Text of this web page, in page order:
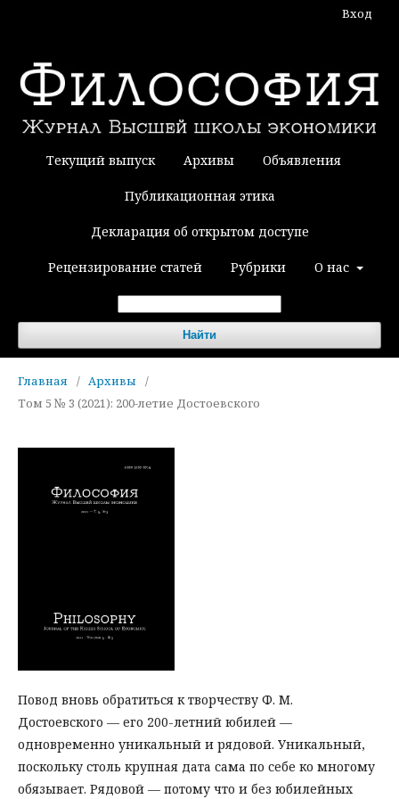
Текущий выпуск Архивы Объявления
Публикационная этика
Декларация об открытом доступе
Рецензирование статей Рубрики О нас
Найти
Вход
Главная / Архивы
/
Том 5 № 3 (2021): 200-летие Достоевского
Повод вновь обратиться к творчеству Ф. М.
Достоевского — его 200-летний юбилей —
одновременно уникальный и рядовой. Уникальный,
поскольку столь крупная дата сама по себе ко многому
обязывает. Рядовой — потому что и без юбилейных